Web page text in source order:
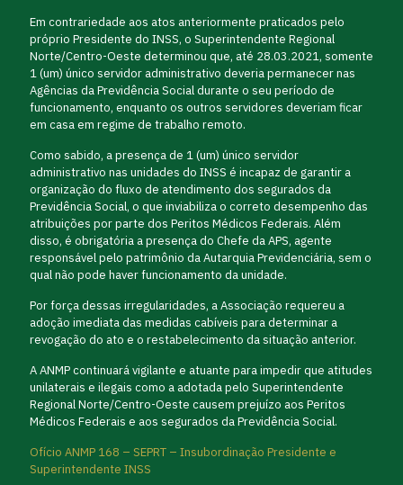
Em contrariedade aos atos anteriormente praticados pelo
próprio Presidente do INSS, o Superintendente Regional
Norte/Centro-Oeste determinou que, até 28.03.2021, somente
1 (um) único servidor administrativo deveria permanecer nas
Agências da Previdência Social durante o seu período de
funcionamento, enquanto os outros servidores deveriam ficar
em casa em regime de trabalho remoto.
Como sabido, a presença de 1 (um) único servidor
administrativo nas unidades do INSS é incapaz de garantir a
organização do fluxo de atendimento dos segurados da
Previdência Social, o que inviabiliza o correto desempenho das
atribuições por parte dos Peritos Médicos Federais. Além
disso, é obrigatória a presença do Chefe da APS, agente
responsável pelo patrimônio da Autarquia Previdenciária, sem o
qual não pode haver funcionamento da unidade.
Por força dessas irregularidades, a Associação requereu a
adoção imediata das medidas cabíveis para determinar a
revogação do ato e o restabelecimento da situação anterior.
A ANMP continuará vigilante e atuante para impedir que atitudes
unilaterais e ilegais como a adotada pelo Superintendente
Regional Norte/Centro-Oeste causem prejuízo aos Peritos
Médicos Federais e aos segurados da Previdência Social.
Ofício ANMP 168 – SEPRT – Insubordinação Presidente e
Superintendente INSS